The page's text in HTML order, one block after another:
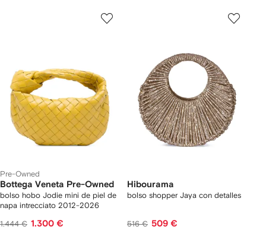
Pre-Owned
Bottega Veneta Pre-Owned
bolso hobo Jodie mini de piel de
napa intrecciato 2012-2026
1.444 € 1.300 €
Hibourama
bolso shopper Jaya con detalles
516 € 509 €